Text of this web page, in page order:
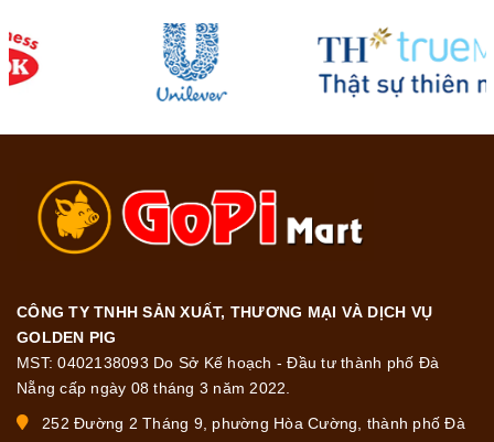
CÔNG TY TNHH SẢN XUẤT, THƯƠNG MẠI VÀ DỊCH VỤ
GOLDEN PIG
MST: 0402138093 Do Sở Kế hoạch - Đầu tư thành phố Đà
Nẵng cấp ngày 08 tháng 3 năm 2022.
252 Đường 2 Tháng 9, phường Hòa Cường, thành phố Đà